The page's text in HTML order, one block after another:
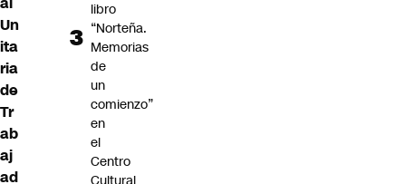
Un
ita
ria
de
Tr
ab
aj
ad
libro
“Norteña.
Memorias
de
un
comienzo”
en
el
Centro
Cultural